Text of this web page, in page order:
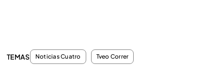
TEMAS Noticias Cuatro Tveo Correr